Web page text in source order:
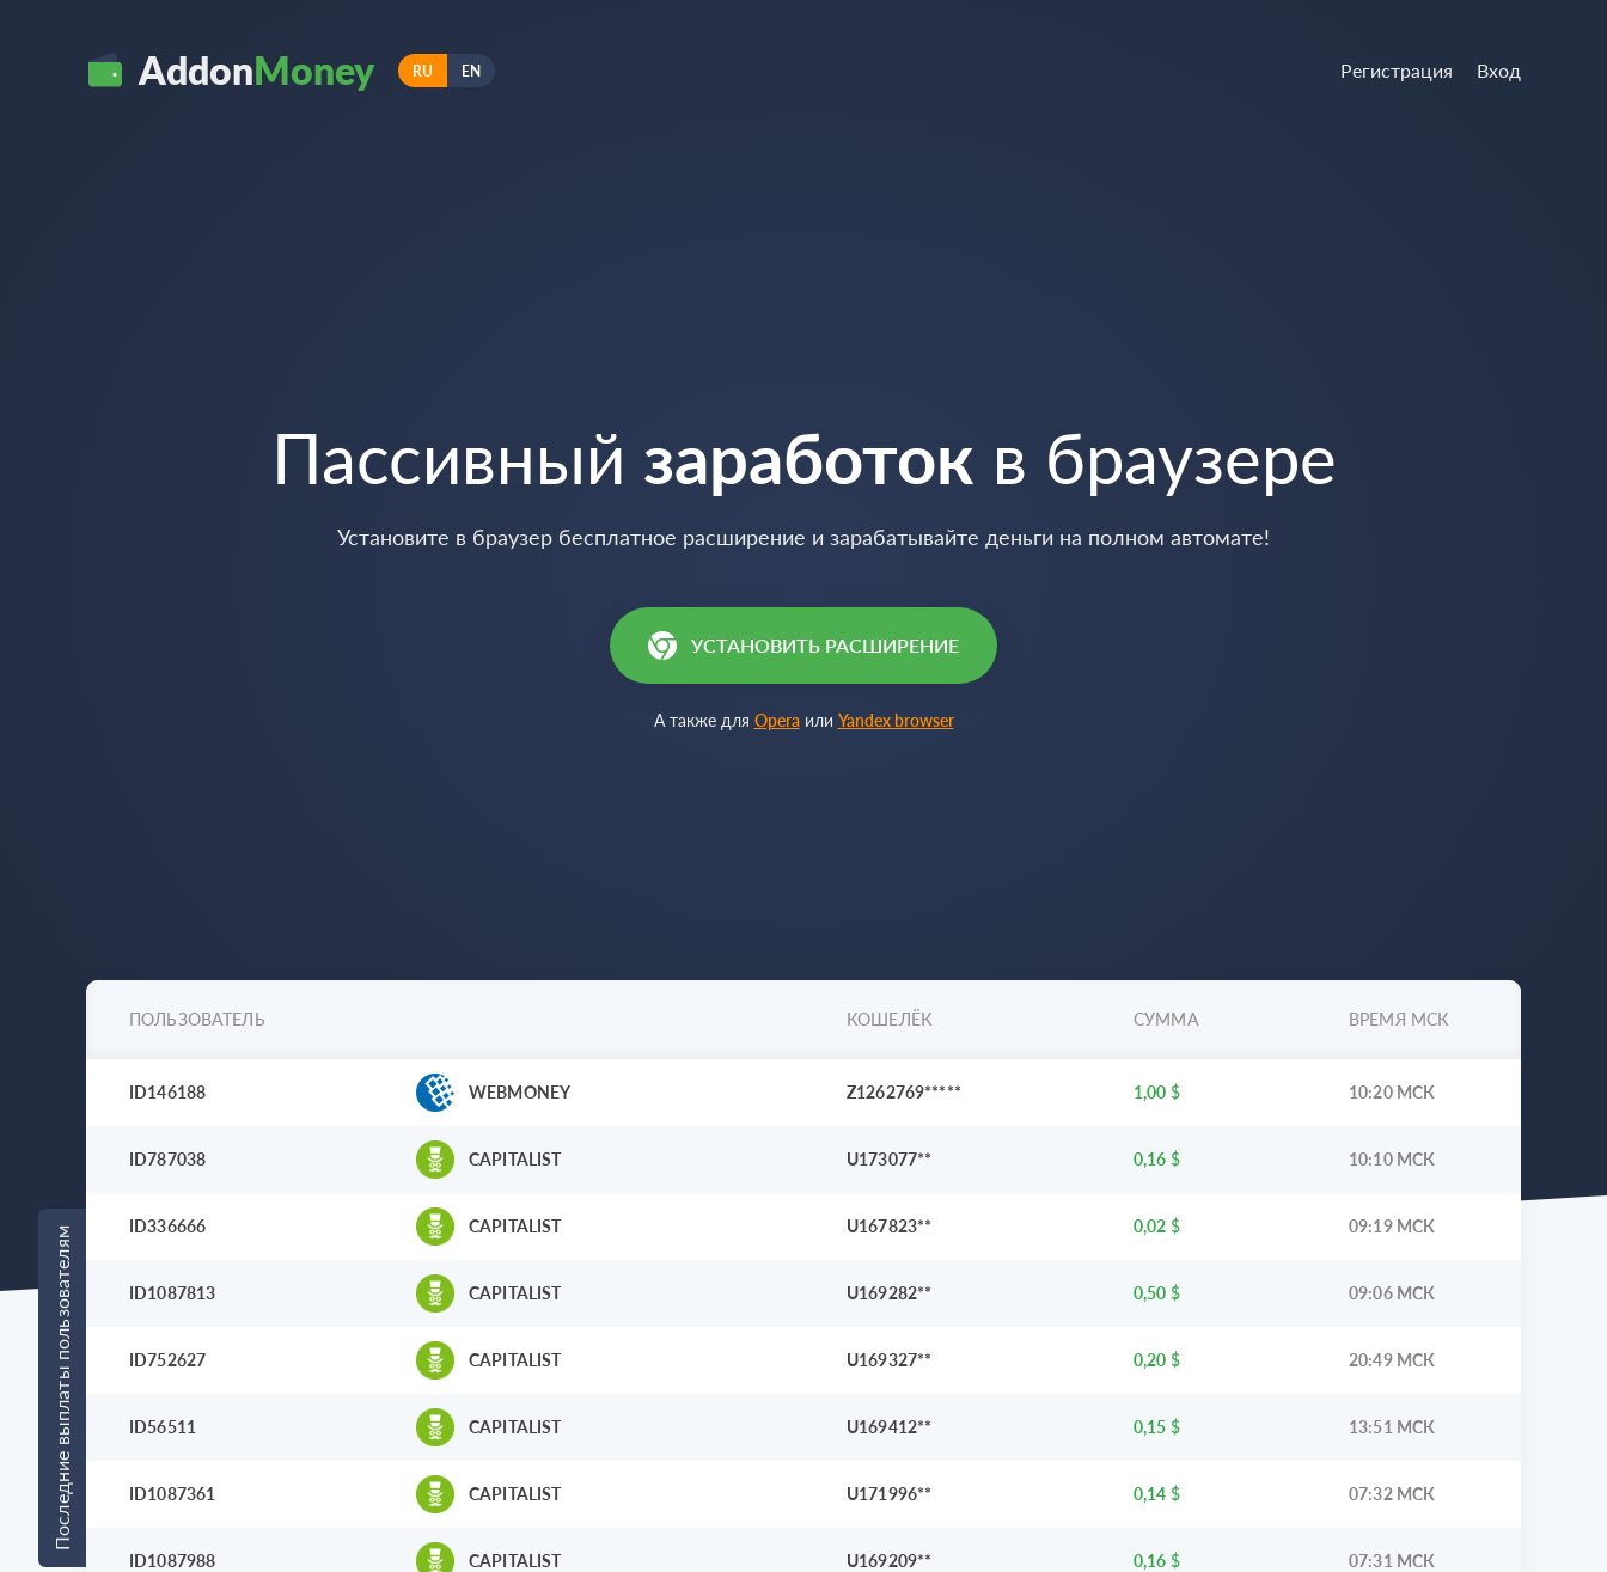
AddonMoney RU EN Регистрация Вход
Пассивный заработок в браузере
Установите в браузер бесплатное расширение и зарабатывайте деньги на полном автомате!
УСТАНОВИТЬ РАСШИРЕНИЕ
А также для Operaили Yandex browser
Последние выплаты пользователям
ПОЛЬЗОВАТЕЛЬ КОШЕЛЁК СУММА ВРЕМЯ МСК
ID146188 WEBMONEY Z1262769***** 1,00 $ 10:20 МСК
ID787038 CAPITALIST U173077** 0,16 $ 10:10 МСК
ID336666 CAPITALIST U167823** 0,02 $ 09:19 МСК
ID1087813 CAPITALIST U169282** 0,50 $ 09:06 МСК
ID752627 CAPITALIST U169327** 0,20 $ 20:49 МСК
ID56511 CAPITALIST U169412** 0,15 $ 13:51 МСК
ID1087361 CAPITALIST U171996** 0,14 $ 07:32 МСК
ID1087988 CAPITALIST U169209** 0,16 $ 07:31 МСК